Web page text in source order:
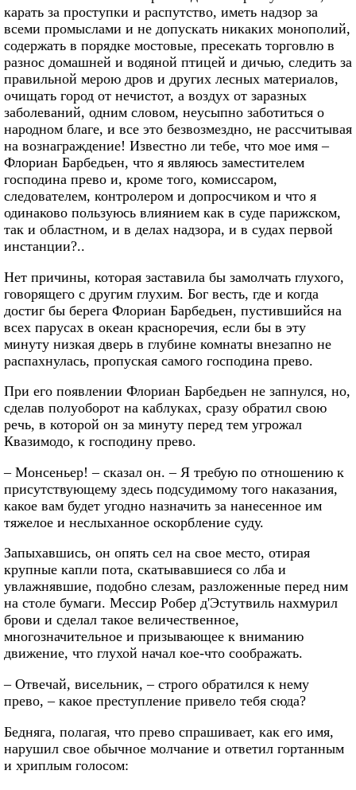
карать за проступки и распутство, иметь надзор за
всеми промыслами и не допускать никаких монополий,
содержать в порядке мостовые, пресекать торговлю в
разнос домашней и водяной птицей и дичью, следить за
правильной мерою дров и других лесных материалов,
очищать город от нечистот, а воздух от заразных
заболеваний, одним словом, неусыпно заботиться о
народном благе, и все это безвозмездно, не рассчитывая
на вознаграждение! Известно ли тебе, что мое имя –
Флориан Барбедьен, что я являюсь заместителем
господина прево и, кроме того, комиссаром,
следователем, контролером и допросчиком и что я
одинаково пользуюсь влиянием как в суде парижском,
так и областном, и в делах надзора, и в судах первой
инстанции?..
Нет причины, которая заставила бы замолчать глухого,
говорящего с другим глухим. Бог весть, где и когда
достиг бы берега Флориан Барбедьен, пустившийся на
всех парусах в океан красноречия, если бы в эту
минуту низкая дверь в глубине комнаты внезапно не
распахнулась, пропуская самого господина прево.
При его появлении Флориан Барбедьен не запнулся, но,
сделав полуоборот на каблуках, сразу обратил свою
речь, в которой он за минуту перед тем угрожал
Квазимодо, к господину прево.
– Монсеньер! – сказал он. – Я требую по отношению к
присутствующему здесь подсудимому того наказания,
какое вам будет угодно назначить за нанесенное им
тяжелое и неслыханное оскорбление суду.
Запыхавшись, он опять сел на свое место, отирая
крупные капли пота, скатывавшиеся со лба и
увлажнявшие, подобно слезам, разложенные перед ним
на столе бумаги. Мессир Робер д'Эстутвиль нахмурил
брови и сделал такое величественное,
многозначительное и призывающее к вниманию
движение, что глухой начал кое‑что соображать.
– Отвечай, висельник, – строго обратился к нему
прево, – какое преступление привело тебя сюда?
Бедняга, полагая, что прево спрашивает, как его имя,
нарушил свое обычное молчание и ответил гортанным
и хриплым голосом: